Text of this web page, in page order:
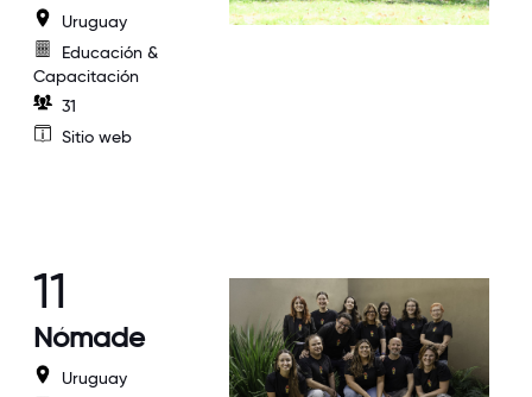
Uruguay
Educación &
Capacitación
31
Sitio web
11
Nómade
Uruguay